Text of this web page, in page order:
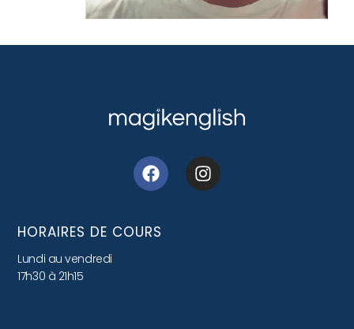
HORAIRES DE COURS
Lundi au vendredi
17h30 à 21h15